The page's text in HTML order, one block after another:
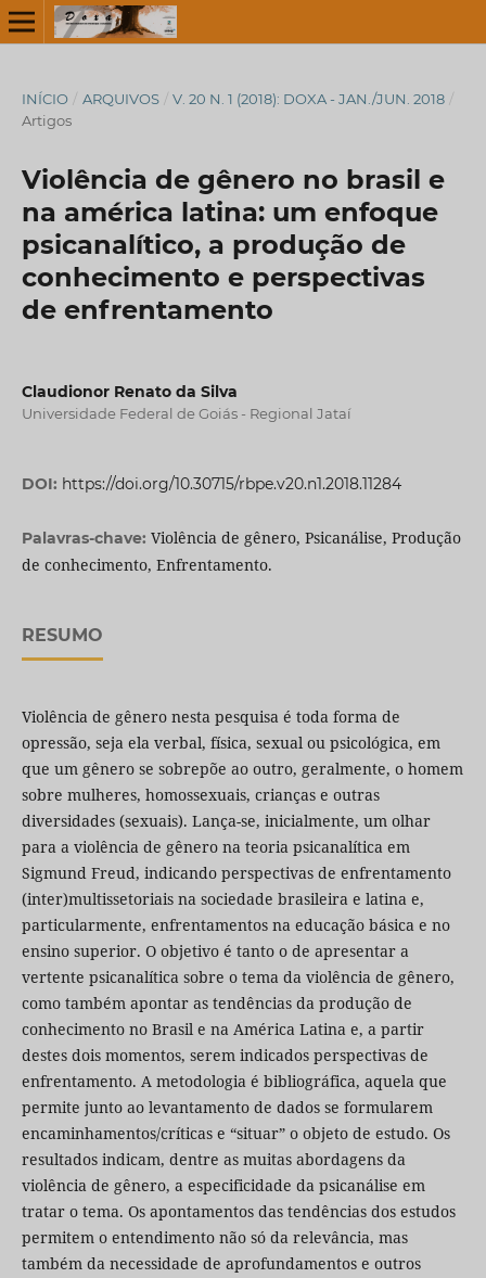
INÍCIO / ARQUIVOS / V. 20 N. 1 (2018): DOXA - JAN./JUN. 2018 /
Artigos
Violência de gênero no brasil e
na américa latina: um enfoque
psicanalítico, a produção de
conhecimento e perspectivas
de enfrentamento
Claudionor Renato da Silva
Universidade Federal de Goiás - Regional Jataí
DOI: https://doi.org/10.30715/rbpe.v20.n1.2018.11284
Palavras-chave: Violência de gênero, Psicanálise, Produção
de conhecimento, Enfrentamento.
RESUMO
Violência de gênero nesta pesquisa é toda forma de
opressão, seja ela verbal, física, sexual ou psicológica, em
que um gênero se sobrepõe ao outro, geralmente, o homem
sobre mulheres, homossexuais, crianças e outras
diversidades (sexuais). Lança-se, inicialmente, um olhar
para a violência de gênero na teoria psicanalítica em
Sigmund Freud, indicando perspectivas de enfrentamento
(inter)multissetoriais na sociedade brasileira e latina e,
particularmente, enfrentamentos na educação básica e no
ensino superior. O objetivo é tanto o de apresentar a
vertente psicanalítica sobre o tema da violência de gênero,
como também apontar as tendências da produção de
conhecimento no Brasil e na América Latina e, a partir
destes dois momentos, serem indicados perspectivas de
enfrentamento. A metodologia é bibliográfica, aquela que
permite junto ao levantamento de dados se formularem
encaminhamentos/críticas e “situar” o objeto de estudo. Os
resultados indicam, dentre as muitas abordagens da
violência de gênero, a especificidade da psicanálise em
tratar o tema. Os apontamentos das tendências dos estudos
permitem o entendimento não só da relevância, mas
também da necessidade de aprofundamentos e outros